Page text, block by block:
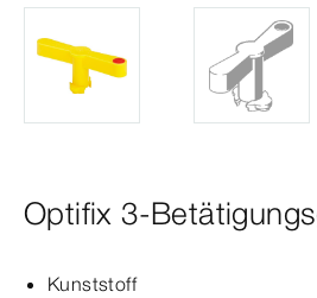
Optifix 3-
Kunststoff